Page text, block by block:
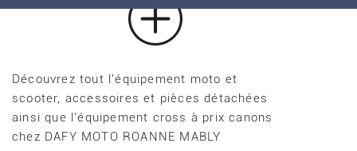
u
Découvrez tout l'équipement moto et
scooter, accessoires et pièces détachées
ainsi que l'équipement cross à prix canons
chez DAFY MOTO ROANNE MABLY